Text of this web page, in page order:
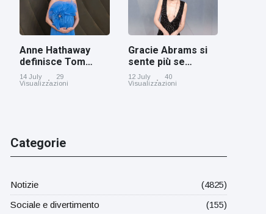
Anne Hathaway
definisce Tom
Holland 'il figlio dei
sogni’
14 July
29
Visualizzazioni
Gracie Abrams si
sente più se
stessa con i capelli
corti
12 July
40
Visualizzazioni
Categorie
Notizie
(4825)
Sociale e divertimento
(155)